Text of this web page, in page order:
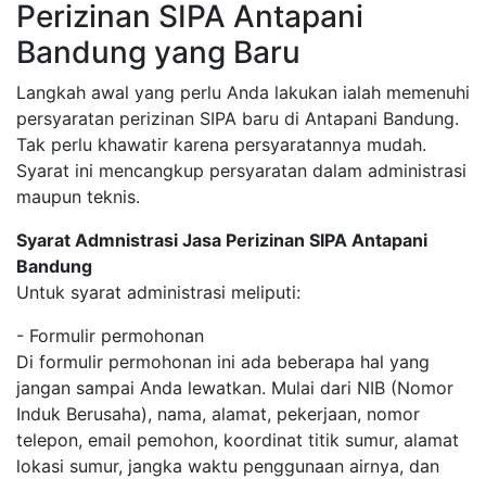
Perizinan SIPA Antapani
Bandung yang Baru
Langkah awal yang perlu Anda lakukan ialah memenuhi
persyaratan perizinan SIPA baru di Antapani Bandung.
Tak perlu khawatir karena persyaratannya mudah.
Syarat ini mencangkup persyaratan dalam administrasi
maupun teknis.
Syarat Admnistrasi Jasa Perizinan SIPA Antapani
Bandung
Untuk syarat administrasi meliputi:
- Formulir permohonan
Di formulir permohonan ini ada beberapa hal yang
jangan sampai Anda lewatkan. Mulai dari NIB (Nomor
Induk Berusaha), nama, alamat, pekerjaan, nomor
telepon, email pemohon, koordinat titik sumur, alamat
lokasi sumur, jangka waktu penggunaan airnya, dan